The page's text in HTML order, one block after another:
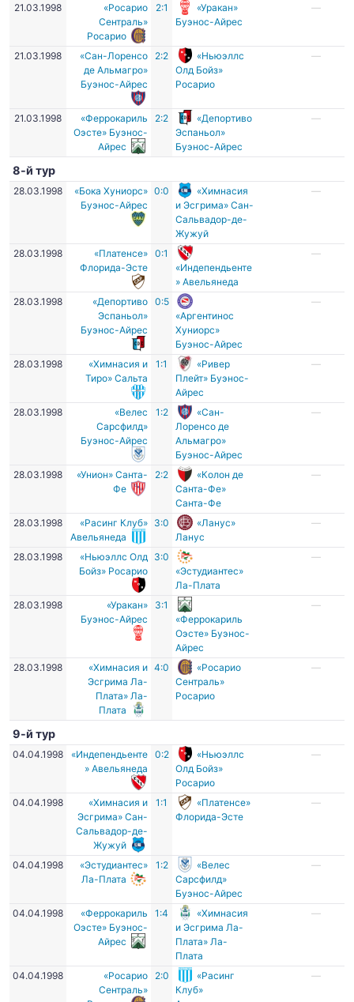
21.03.1998
«Росарио
Сентраль»
Росарио
2:1
«Уракан»
Буэнос-Айрес
—
21.03.1998
«Сан-Лоренсо
де Альмагро»
Буэнос-Айрес
2:2
«Ньюэллс
Олд Бойз»
Росарио
—
21.03.1998
«Феррокариль
Оэсте» Буэнос-
Айрес
2:2
«Депортиво
Эспаньол»
Буэнос-Айрес
—
8-й тур
28.03.1998
«Бока Хуниорс»
Буэнос-Айрес
0:0
«Химнасия
и Эсгрима» Сан-
Сальвадор-де-
Жужуй
—
28.03.1998
«Платенсе»
Флорида-Эсте
0:1
«Индепендьенте
» Авельянеда
—
28.03.1998
«Депортиво
Эспаньол»
Буэнос-Айрес
0:5
«Аргентинос
Хуниорс»
Буэнос-Айрес
—
28.03.1998
«Химнасия и
Тиро» Сальта
1:1
«Ривер
Плейт» Буэнос-
Айрес
—
28.03.1998
«Велес
Сарсфилд»
Буэнос-Айрес
1:2
«Сан-
Лоренсо де
Альмагро»
Буэнос-Айрес
—
28.03.1998
«Унион» Санта-
Фе
2:2
«Колон де
Санта-Фе»
Санта-Фе
—
28.03.1998
«Расинг Клуб»
Авельянеда
3:0
«Ланус»
Ланус
—
28.03.1998
«Ньюэллс Олд
Бойз» Росарио
3:0
«Эстудиантес»
Ла-Плата
—
28.03.1998
«Уракан»
Буэнос-Айрес
3:1
«Феррокариль
Оэсте» Буэнос-
Айрес
—
28.03.1998
«Химнасия и
Эсгрима Ла-
Плата» Ла-
Плата
4:0
«Росарио
Сентраль»
Росарио
—
9-й тур
04.04.1998
«Индепендьенте
» Авельянеда
0:2
«Ньюэллс
Олд Бойз»
Росарио
—
04.04.1998
«Химнасия и
Эсгрима» Сан-
Сальвадор-де-
Жужуй
1:1
«Платенсе»
Флорида-Эсте
—
04.04.1998
«Эстудиантес»
Ла-Плата
1:2
«Велес
Сарсфилд»
Буэнос-Айрес
—
04.04.1998
«Феррокариль
Оэсте» Буэнос-
Айрес
1:4
«Химнасия
и Эсгрима Ла-
Плата» Ла-
Плата
—
04.04.1998
«Росарио
Сентраль»
2:0
«Расинг
Клуб»
—